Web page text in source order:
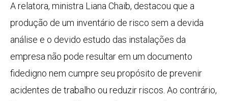
A relatora, ministra Liana Chaib, destacou que a
produção de um inventário de risco sem a devida
análise e o devido estudo das instalações da
empresa não pode resultar em um documento
fidedigno nem cumpre seu propósito de prevenir
acidentes de trabalho ou reduzir riscos. Ao contrário,